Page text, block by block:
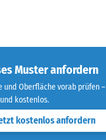
Muster anfordern
und Oberfläche vorab prüfen –
kostenlos.
kostenlos anfordern